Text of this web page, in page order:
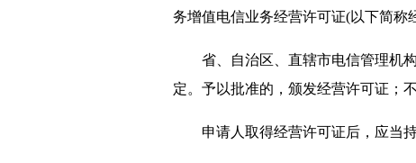
务增值电信业务经营许可证(以下简称
省、自治区、直辖市电信管理机构
定。予以批准的，颁发经营许可证；
申请人取得经营许可证后，应当持